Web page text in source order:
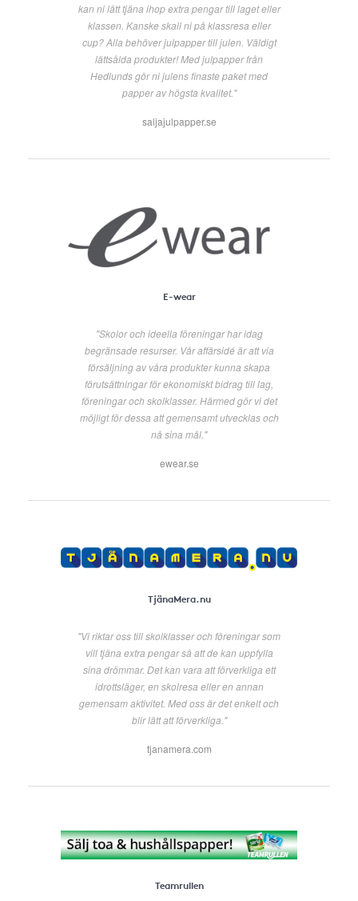
kan ni lätt tjäna ihop extra pengar till laget eller
klassen. Kanske skall ni på klassresa eller
cup? Alla behöver julpapper till julen. Väldigt
lättsålda produkter! Med julpapper från
Hedlunds gör ni julens finaste paket med
papper av högsta kvalitet."
saljajulpapper.se
E-wear
"Skolor och ideella föreningar har idag
begränsade resurser. Vår affärsidé är att via
försäljning av våra produkter kunna skapa
förutsättningar för ekonomiskt bidrag till lag,
föreningar och skolklasser. Härmed gör vi det
möjligt för dessa att gemensamt utvecklas och
nå sina mål."
ewear.se
TjänaMera.nu
"Vi riktar oss till skolklasser och föreningar som
vill tjäna extra pengar så att de kan uppfylla
sina drömmar. Det kan vara att förverkliga ett
idrottsläger, en skolresa eller en annan
gemensam aktivitet. Med oss är det enkelt och
blir lätt att förverkliga."
tjanamera.com
Teamrullen